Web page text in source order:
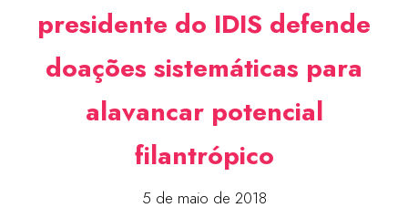
presidente do IDIS defende
doações sistemáticas para
alavancar potencial
filantrópico
5 de maio de 2018